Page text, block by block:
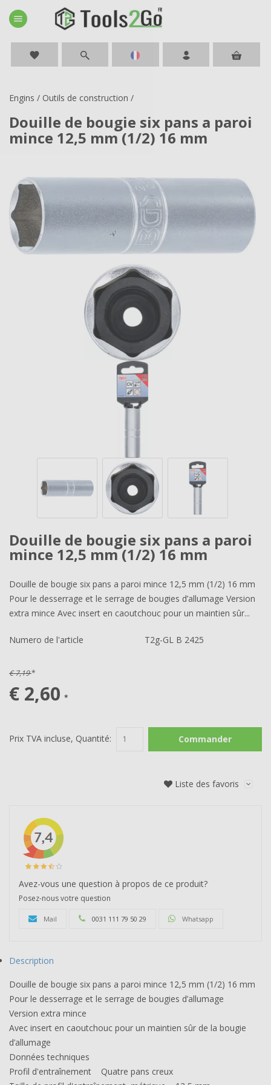
menu
favorite
Engins / Outils de construction /
Douille de bougie six pans a paroi
mince 12,5 mm (1/2) 16 mm
Douille de bougie six pans a paroi
mince 12,5 mm (1/2) 16 mm
Douille de bougie six pans a paroi mince 12,5 mm (1/2) 16 mm
Pour le desserrage et le serrage de bougies d’allumage Version
extra mince Avec insert en caoutchouc pour un maintien sûr...
Numero de l'article T2g-GL B 2425
€ 7,19*
€ 2,60 *
Prix TVA incluse, Quantité: Commander
Liste des favoris
Avez-vous une question à propos de ce produit?
Posez-nous votre question
Mail 0031 111 79 50 29 Whatsapp
Description
Douille de bougie six pans a paroi mince 12,5 mm (1/2) 16 mm
Pour le desserrage et le serrage de bougies d’allumage
Version extra mince
Avec insert en caoutchouc pour un maintien sûr de la bougie
d’allumage
Données techniques
Profil d'entraînement Quatre pans creux